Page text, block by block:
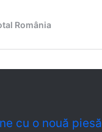
cu o nouă piesă